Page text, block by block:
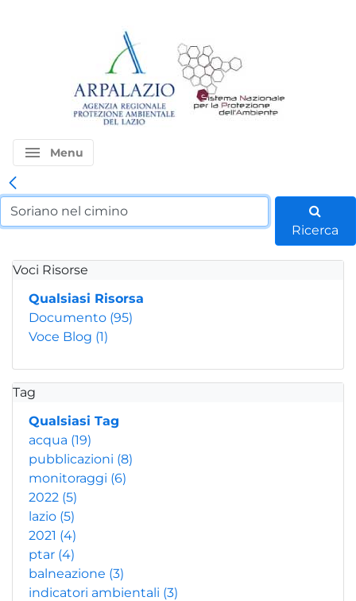
menu Menu
Ricerca
Voci Risorse
Qualsiasi Risorsa
Documento (95)
Voce Blog (1)
Tag
Qualsiasi Tag
acqua (19)
pubblicazioni (8)
monitoraggi (6)
2022 (5)
lazio (5)
2021 (4)
ptar (4)
balneazione (3)
indicatori ambientali (3)